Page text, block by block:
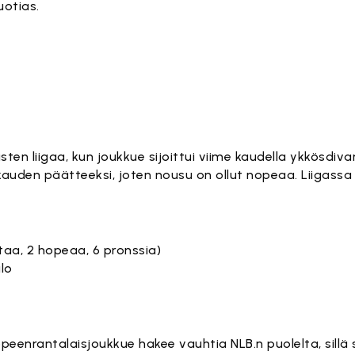
liigaa, kun joukkue sijoittui viime kaudella
päätteeksi, joten nousu on ollut nopeaa.
2 hopeaa, 6 pronssia)
hakee vauhtia NLB.n puolelta, sillä